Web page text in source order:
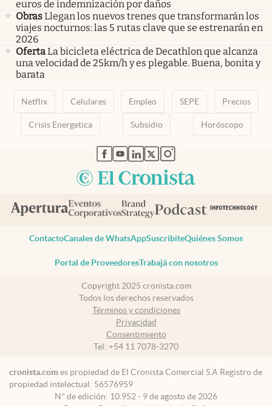
euros de indemnización por daños
ObrasLlegan los nuevos trenes que transformarán los
viajes nocturnos: las 5 rutas clave que se estrenarán en
2026
OfertaLa bicicleta eléctrica de Decathlon que alcanza
una velocidad de 25km/h y es plegable. Buena, bonita y
barata
Netflix Celulares Empleo SEPE Precios
Crisis Energetica Subsidio Horóscopo
abre en nueva pestaña
abre en nueva pestaña
abre en nueva pestaña
abre en nueva pestaña
abre en nueva pestaña
ContactoCanales de WhatsAppSuscribiteQuiénes Somos
Portal de ProveedoresTrabajá con nosotros
Copyright 2025 cronista.com
Todos los derechos reservados
Términos y condiciones
Privacidad
Consentimiento
Tel: +54 11 7078-3270
cronista.com es propiedad de El Cronista Comercial S.A Registro de
propiedad intelectual: 56576959
N° de edición: 10.952 - 9 de agosto de 2026